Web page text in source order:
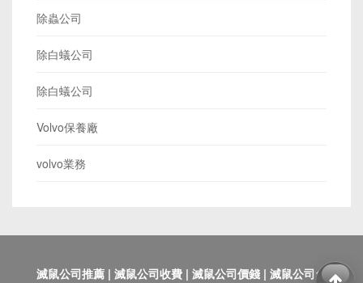
除蟲公司
除白蟻公司
除白蟻公司
Volvo保養廠
volvo業務
滅鼠公司推薦 | 滅鼠公司收費 | 滅鼠公司價錢 | 滅鼠公司台